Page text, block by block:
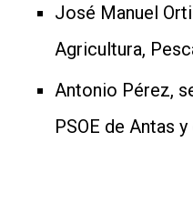
José Manuel
Agricultura,
Antonio Pérez,
PSOE de Antas